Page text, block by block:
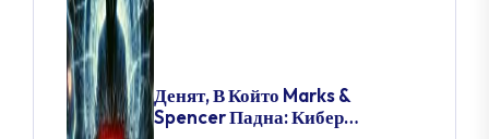
Денят, В Който Marks &
Spencer Падна: Кибер